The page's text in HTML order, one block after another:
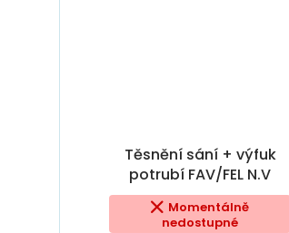
Těsnění sání + výfuk
potrubí FAV/FEL N.V
(047129717A, 115095840,
114095840)
Momentálně
nedostupné